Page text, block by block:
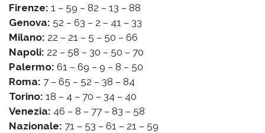
Firenze: 1 – 59 – 82 – 13 – 88
Genova: 52 – 63 – 2 – 41 – 33
Milano: 22 – 21 – 5 – 50 – 66
Napoli: 22 – 58 – 30 – 50 – 70
Palermo: 61 – 69 – 9 – 8 – 50
Roma: 7 – 65 – 52 – 38 – 84
Torino: 18 – 4 – 70 – 34 – 40
Venezia: 46 – 8 – 77 – 83 – 58
Nazionale: 71 – 53 – 61 – 21 – 59